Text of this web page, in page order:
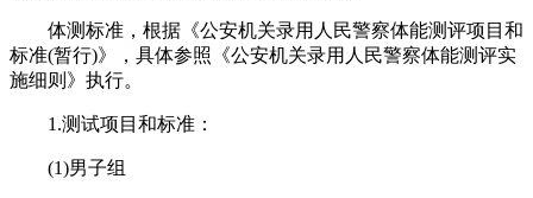
体测标准，根据《公安机关录用人民警察体能测评项目和
标准(暂行)》，具体参照《公安机关录用人民警察体能测评实
施细则》执行。
1.测试项目和标准：
(1)男子组